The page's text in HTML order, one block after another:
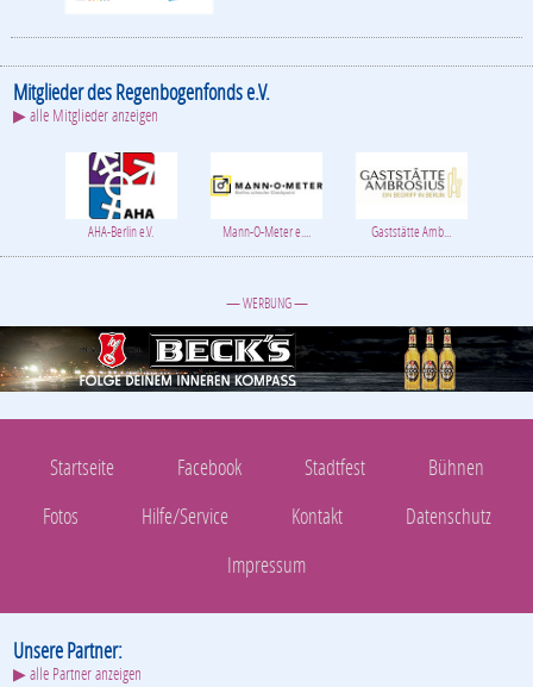
Mitglieder des Regenbogenfonds e.V.
▶ alle Mitglieder anzeigen
AHA-Berlin e.V. Mann-O-Meter e.... Gaststätte Amb...
— WERBUNG —
Startseite Facebook Stadtfest
Bühnen
Fotos
Hilfe/Service Kontakt
Datenschutz
Impressum
Unsere Partner:
▶ alle Partner anzeigen